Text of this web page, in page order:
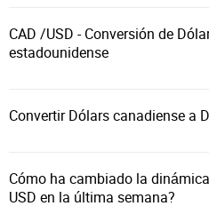
CAD /USD - Conversión de
estadounidense
Convertir Dólars canadiense a
Cómo ha cambiado la
USD en la última semana?